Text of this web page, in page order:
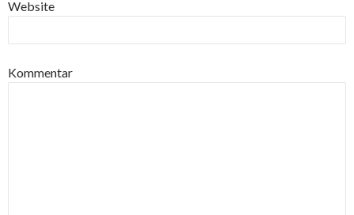
Website
Kommentar